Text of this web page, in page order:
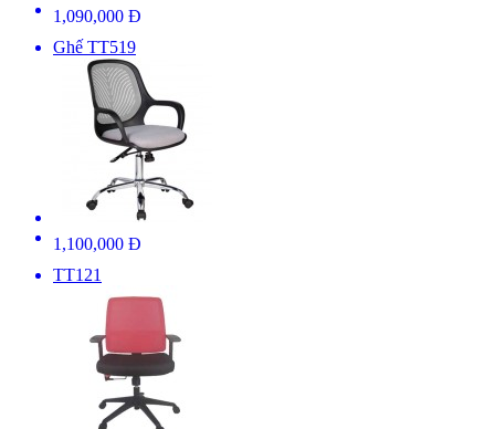
1,090,000 Đ
Ghế TT519
1,100,000 Đ
TT121